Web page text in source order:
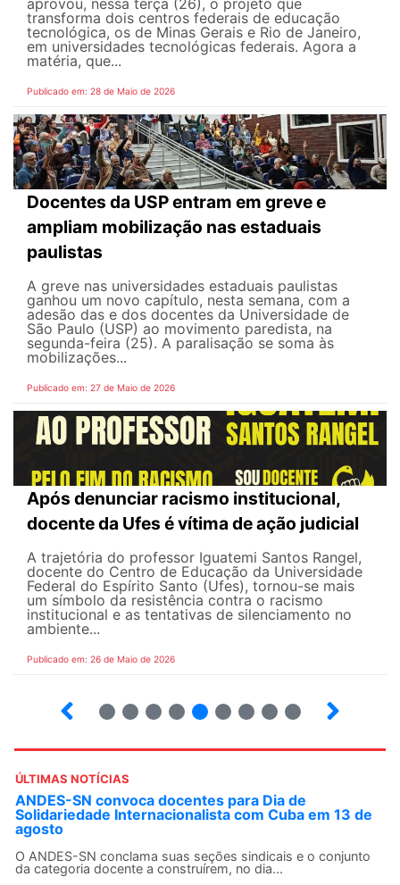
aprovou, nessa terça (26), o projeto que
transforma dois centros federais de educação
tecnológica, os de Minas Gerais e Rio de Janeiro,
em universidades tecnológicas federais. Agora a
matéria, que...
Publicado em: 28 de Maio de 2026
Docentes da USP entram em greve e
ampliam mobilização nas estaduais
paulistas
A greve nas universidades estaduais paulistas
ganhou um novo capítulo, nesta semana, com a
adesão das e dos docentes da Universidade de
São Paulo (USP) ao movimento paredista, na
segunda-feira (25). A paralisação se soma às
mobilizações...
Publicado em: 27 de Maio de 2026
Após denunciar racismo institucional,
docente da Ufes é vítima de ação judicial
A trajetória do professor Iguatemi Santos Rangel,
docente do Centro de Educação da Universidade
Federal do Espírito Santo (Ufes), tornou-se mais
um símbolo da resistência contra o racismo
institucional e as tentativas de silenciamento no
ambiente...
Publicado em: 26 de Maio de 2026
ÚLTIMAS NOTÍCIAS
ANDES-SN convoca docentes para Dia de
Solidariedade Internacionalista com Cuba em 13 de
agosto
O ANDES-SN conclama suas seções sindicais e o conjunto
da categoria docente a construírem, no dia...